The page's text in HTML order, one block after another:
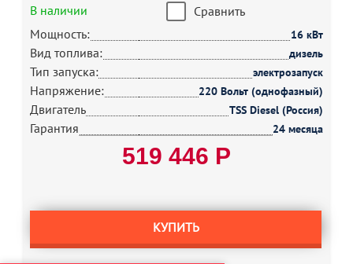
В наличии
Сравнить
Мощность:
16 кВт
Вид топлива: дизель
Тип запуска: электрозапуск
Напряжение: 220 Вольт (однофазный)
Двигатель TSS Diesel (Россия)
Гарантия 24 месяца
519 446 Р
КУПИТЬ